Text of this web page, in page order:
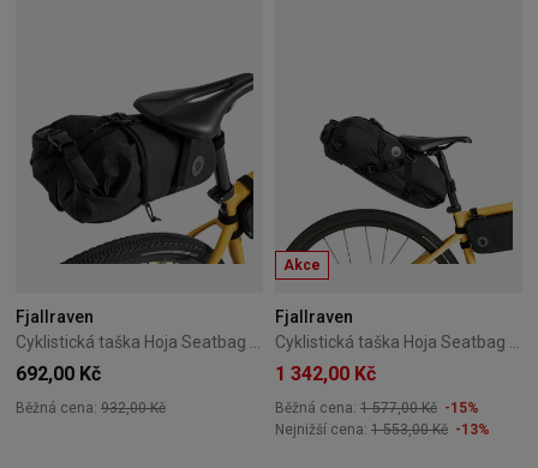
Fjallraven
Cyklistická taška Hoja Seatbag Drybag 3,5L Fjällräven černá
692,00 Kč
Běžná cena: 932,00 Kč
Akce
Fjallraven
Cyklistická taška Hoja Seatbag Drybag 16L Fjällräven černá
1 342,00 Kč
Běžná cena: 1 577,00 Kč -15%
Nejnižší cena: 1 553,00 Kč -13%